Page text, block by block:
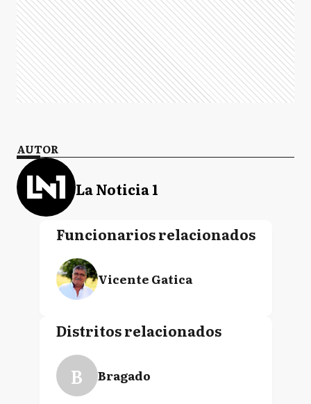
AUTOR
La Noticia 1
Funcionarios relacionados
Vicente Gatica
Distritos relacionados
B Bragado